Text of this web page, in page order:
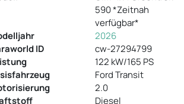
590 *Zeitnah
verfügbar*
2026
ID
cw-27294799
122 kW/165 PS
Ford Transit
2.0
Diesel